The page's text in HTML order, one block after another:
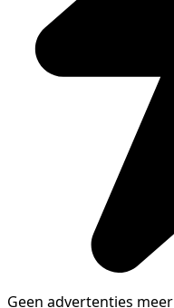
Geen advertenties meer